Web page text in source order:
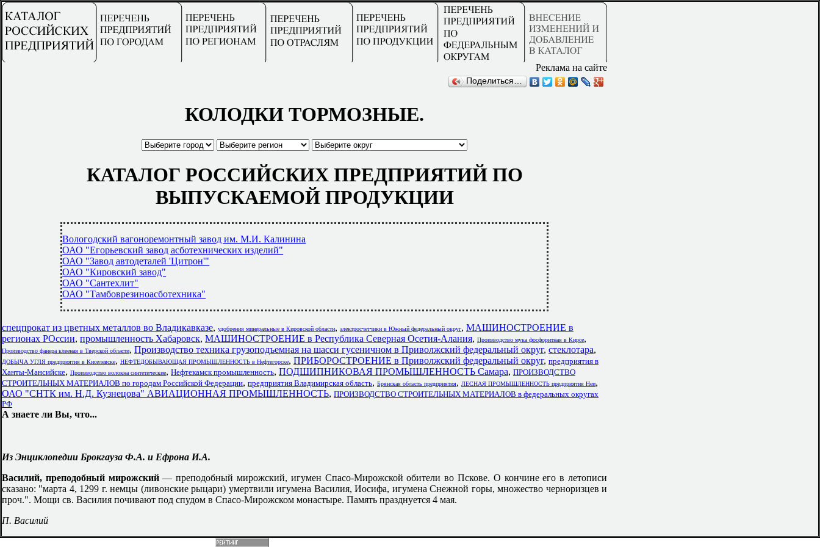
Реклама на сайте
Поделиться…
КОЛОДКИ ТОРМОЗНЫЕ.
КАТАЛОГ РОССИЙСКИХ ПРЕДПРИЯТИЙ ПО
ВЫПУСКАЕМОЙ ПРОДУКЦИИ
Вологодский вагоноремонтный завод им. М.И. Калинина
ОАО "Егорьевский завод асботехнических изделий"
ОАО "Завод автодеталей 'Цитрон'"
ОАО "Кировский завод"
ОАО "Сантехлит"
ОАО "Тамбоврезиноасботехника"
спецпрокат из цветных металлов во Владикавказе, удобрения минеральные в Кировской области, электросчетчики в Южный федеральный округ, МАШИНОСТРОЕНИЕ в
регионах РОссии, промышленность Хабаровск, МАШИНОСТРОЕНИЕ в Республика Северная Осетия-Алания, Производство мука фосфоритная в Кирсе,
Производство фанера клееная в Тверской области, Производство техника грузоподъемная на шасси гусеничном в Приволжский федеральный округ, стеклотара,
ДОБЫЧА УГЛЯ предприятия в Киселевске, НЕФТЕДОБЫВАЮЩАЯ ПРОМЫШЛЕННОСТЬ в Нефтегорске, ПРИБОРОСТРОЕНИЕ в Приволжский федеральный округ, предприятия в
Ханты-Мансийске, Производство волокна синтетические, Нефтекамск промышленность, ПОДШИПНИКОВАЯ ПРОМЫШЛЕННОСТЬ Самара, ПРОИЗВОДСТВО
СТРОИТЕЛЬНЫХ МАТЕРИАЛОВ по городам Российской Федерации, предприятия Владимирская область, Брянская область предприятия, ЛЕСНАЯ ПРОМЫШЛЕННОСТЬ предприятия Неи,
ОАО "СНТК им. Н.Д. Кузнецова" АВИАЦИОННАЯ ПРОМЫШЛЕННОСТЬ, ПРОИЗВОДСТВО СТРОИТЕЛЬНЫХ МАТЕРИАЛОВ в федеральных округах
РФ
А знаете ли Вы, что...
Из Энциклопедии Брокгауза Ф.А. и Ефрона И.А.
Василий, преподобный мирожский— преподобный мирожский, игумен Спасо-Мирожской обители во Пскове. О кончине его в летописи
сказано: "марта 4, 1299 г. немцы (ливонские рыцари) умертвили игумена Василия, Иосифа, игумена Снежной горы, множество черноризцев и
проч.". Мощи св. Василия почивают под спудом в Спасо-Мирожском монастыре. Память празднуется 4 мая.
П. Василий